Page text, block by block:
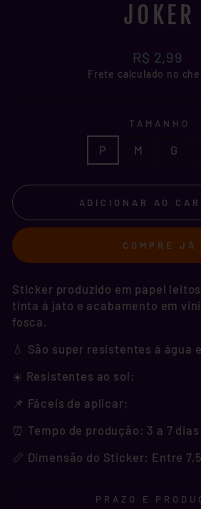
JOKER
Preço
normal
R$ 2,99
Frete calculado no
TAMANHO
P M G
ADICIONAR AO
COMPRE JÁ
Sticker produzido em papel
tinta à jato e acabamento em
fosca.
💧 São super resistentes à água
☀️ Resistentes ao sol;
📌 Fáceis de aplicar;
⏰ Tempo de produção: 3 a 7
📏 Dimensão do Sticker: Entre
PRAZO E